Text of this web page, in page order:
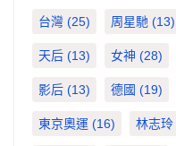
台灣 (25) 周星馳 (13)
天后 (13) 女神 (28)
影后 (13) 德國 (19)
東京奧運 (16) 林志玲